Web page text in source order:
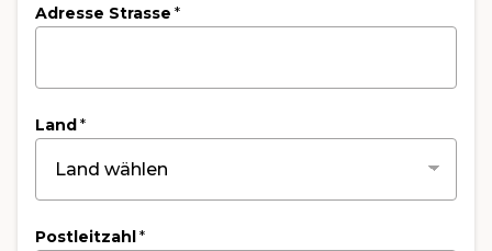
Adresse Strasse *
Land *
Postleitzahl *